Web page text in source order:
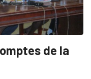
de la